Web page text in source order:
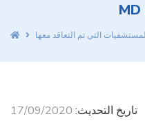
MD
التي تم التعاقد معها
تاريخ التحديث: 17/09/2020